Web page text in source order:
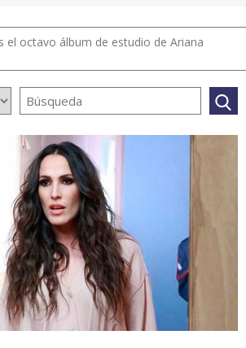
el octavo álbum de estudio de Ariana